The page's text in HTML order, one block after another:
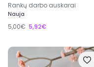
Rankų darbo auskarai
Nauja
5,00€ 5,92€